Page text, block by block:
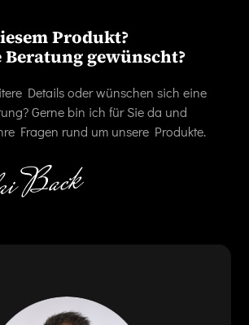
Produkt?
gewünscht?
Details oder wünschen sich eine
Gerne bin ich für Sie da und
Fragen rund um unsere Produkte.